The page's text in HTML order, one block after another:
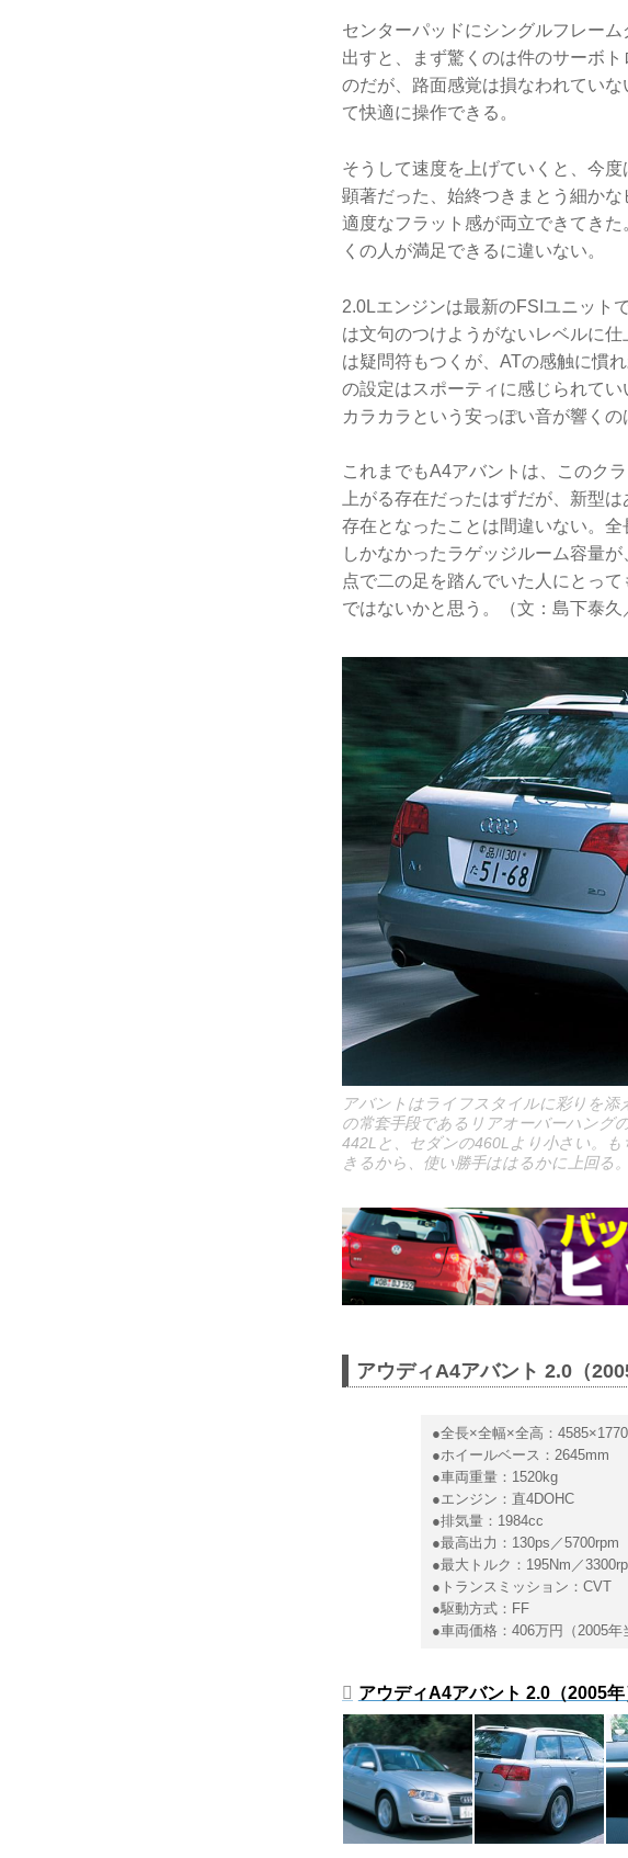
センターパッドにシングルフレー
出すと、まず驚くのは件のサーボ
のだが、路面感覚は損なわれてい
て快適に操作できる。
そうして速度を上げていくと、今
顕著だった、始終つきまとう細か
適度なフラット感が両立できてき
くの人が満足できるに違いない。
2.0Lエンジンは最新のFSIユニット
は文句のつけようがないレベルに
は疑問符もつくが、ATの感触に慣
の設定はスポーティに感じられて
カラカラという安っぽい音が響く
これまでもA4アバントは、このク
上がる存在だったはずだが、新型
存在となったことは間違いない。
しかなかったラゲッジルーム容量
点で二の足を踏んでいた人にとっ
ではないかと思う。（文：島下泰久
アバントはライフスタイルに彩りを
の常套手段であるリアオーバーハング
442Lと、セダンの460Lより小さい。
きるから、使い勝手ははるかに上回る。
アウディA4アバント 2.0（
●全長×全幅×全高：
●ホイールベース：2645mm
●車両重量：1520kg
●エンジン：直4DOHC
●排気量：1984cc
●最高出力：130ps／5700rpm
●最大トルク：195Nm／
●トランスミッション：CVT
●駆動方式：FF
●車両価格：406万円（2005年
アウディA4アバント 2.0（2005年